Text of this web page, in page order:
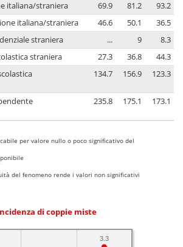
italiana/straniera
69.9 81.2
93.2
italiana/straniera
46.6 50.1
36.5
straniera
... 9
8.3
straniera
27.3 36.8
44.3
134.7 156.9 123.3
235.8 175.1 173.1
per valore nullo o poco significativo del
del fenomeno rende i valori non significativi
di coppie miste
3.3